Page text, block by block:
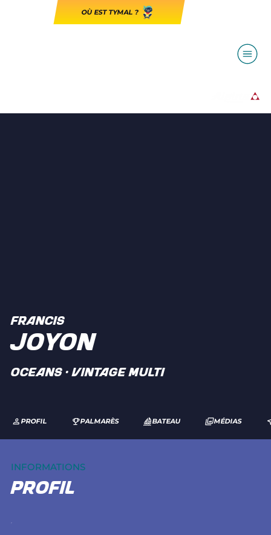
OÙ EST TYMAL ?
FRANCIS
JOYON
Oceans · Vintage Multi
INFORMATIONS
profil
PROFIL PALMARÈS BATEAU MÉDIAS